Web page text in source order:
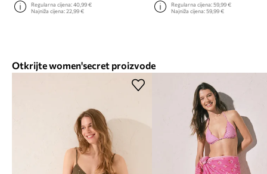
Regularna cijena:40,99 €
Najniža cijena:22,99 €
Regularna cijena: 59,99 €
Najniža cijena: 59,99 €
Otkrijte women'secret proizvode